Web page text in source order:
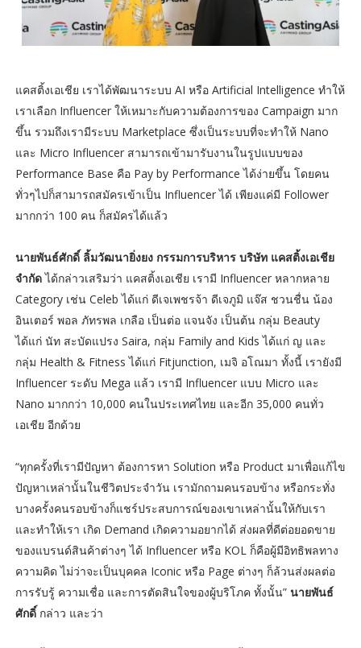
แคสติ้งเอเชีย เราได้พัฒนาระบบ AI หรือ Artificial Intelligence ทำให้
เราเลือก Influencer ให้เหมาะกับความต้องการของ Campaign มาก
ขึ้น รวมถึงเรามีระบบ Marketplace ซึ่งเป็นระบบที่จะทำให้ Nano
และ Micro Influencer สามารถเข้ามารับงานในรูปแบบของ
Performance Base คือ Pay by Performance ได้ง่ายขึ้น โดยคน
ทั่วๆไปก็สามารถสมัครเข้าเป็น Influencer ได้ เพียงแค่มี Follower
มากกว่า 100 คน ก็สมัครได้แล้ว
นายพันธ์ศักดิ์ ลิ้มวัฒนายิ่งยง กรรมการบริหาร บริษัท แคสติ้งเอเชีย
จำกัดได้กล่าวเสริมว่า แคสติ้งเอเชีย เรามี Influencer หลากหลาย
Category เช่น Celeb ได้แก่ ดีเจเพชรจ้า ดีเจภูมิ แจ๊ส ชวนชื่น น้อง
อินเตอร์ พอล ภัทรพล เกลือ เป็นต่อ แจนจัง เป็นต้น กลุ่ม Beauty
ได้แก่ นัท สะบัดแปรง Saira, กลุ่ม Family and Kids ได้แก่ ญ และ
กลุ่ม Health & Fitness ได้แก่ Fitjunction, เมจิ อโณมา ทั้งนี้ เรายังมี
Influencer ระดับ Mega แล้ว เรามี Influencer แบบ Micro และ
Nano มากกว่า 10,000 คนในประเทศไทย และอีก 35,000 คนทั่ว
เอเชีย อีกด้วย
“ทุกครั้งที่เรามีปัญหา ต้องการหา Solution หรือ Product มาเพื่อแก้ไข
ปัญหาเหล่านั้นในชีวิตประจำวัน เรามักถามคนรอบข้าง หรือกระทั่ง
บางครั้งคนรอบข้างก็แชร์ประสบการณ์ของเขาเหล่านั้นให้กับเรา
และทำให้เรา เกิด Demand เกิดความอยากได้ ส่งผลที่ดีต่อยอดขาย
ของแบรนด์สินค้าต่างๆ ได้ Influencer หรือ KOL ก็คือผู้มีอิทธิพลทาง
ความคิด ไม่ว่าจะเป็นบุคคล Iconic หรือ Page ต่างๆ ก็ล้วนส่งผลต่อ
การรับรู้ ความเชื่อ และการตัดสินใจของผู้บริโภค ทั้งนั้น” นายพันธ์
ศักดิ์กล่าว และว่า